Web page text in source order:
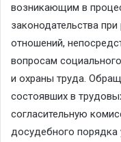
возникающим в
законодательства
отношений,
вопросам
и охраны труда.
состоявших в
согласительную
досудебного порядка